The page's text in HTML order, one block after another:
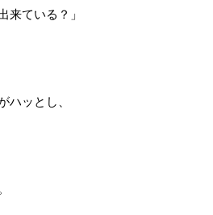
来ている？」
ハッとし、